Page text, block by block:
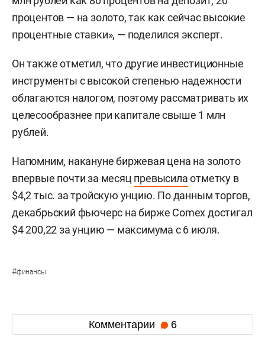
процентов — на золото, так как сейчас высокие
процентные ставки», — поделился эксперт.
Он также отметил, что другие инвестиционные
инструменты с высокой степенью надежности
облагаются налогом, поэтому рассматривать их
целесообразнее при капитале свыше 1 млн
рублей.
Напомним, накануне биржевая цена на золото
впервые почти за месяцпревысилаотметку в
$4,2 тыс. за тройскую унцию. По данным торгов,
декабрьский фьючерс на бирже Comex достигал
$4 200,22 за унцию — максимума с 6 июля.
#финансы
Комментарии 6